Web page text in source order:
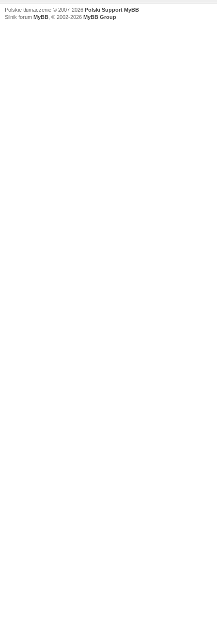
Polskie tłumaczenie © 2007-2026 Polski Support MyBB
Silnik forum MyBB , © 2002-2026 MyBB Group